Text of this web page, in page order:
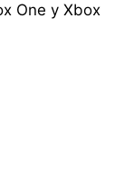
One y Xbox